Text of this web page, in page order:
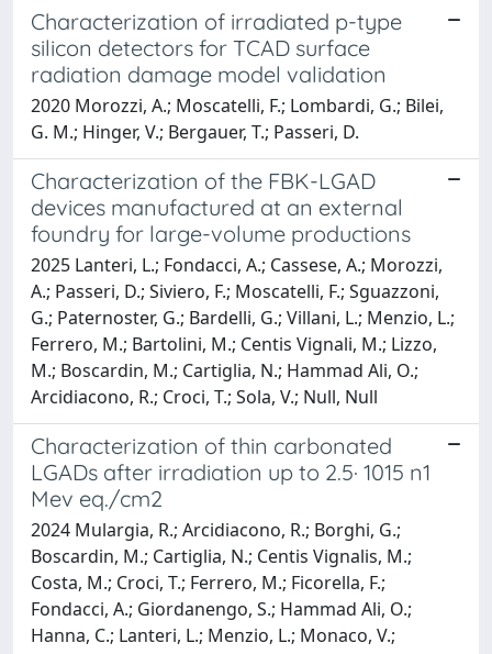
Characterization of irradiated p-type
silicon detectors for TCAD surface
radiation damage model validation
2020 Morozzi, A.; Moscatelli, F.; Lombardi, G.; Bilei,
G. M.; Hinger, V.; Bergauer, T.; Passeri, D.
Characterization of the FBK-LGAD
devices manufactured at an external
foundry for large-volume productions
2025 Lanteri, L.; Fondacci, A.; Cassese, A.; Morozzi,
A.; Passeri, D.; Siviero, F.; Moscatelli, F.; Sguazzoni,
G.; Paternoster, G.; Bardelli, G.; Villani, L.; Menzio, L.;
Ferrero, M.; Bartolini, M.; Centis Vignali, M.; Lizzo,
M.; Boscardin, M.; Cartiglia, N.; Hammad Ali, O.;
Arcidiacono, R.; Croci, T.; Sola, V.; Null, Null
Characterization of thin carbonated
LGADs after irradiation up to 2.5· 1015 n1
Mev eq./cm2
2024 Mulargia, R.; Arcidiacono, R.; Borghi, G.;
Boscardin, M.; Cartiglia, N.; Centis Vignalis, M.;
Costa, M.; Croci, T.; Ferrero, M.; Ficorella, F.;
Fondacci, A.; Giordanengo, S.; Hammad Ali, O.;
Hanna, C.; Lanteri, L.; Menzio, L.; Monaco, V.;